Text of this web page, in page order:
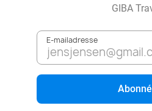
GIBA
E-mailadresse